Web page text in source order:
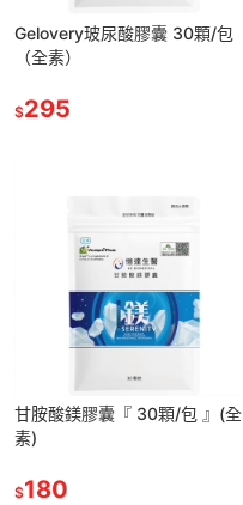
Gelovery玻尿酸膠囊 30顆/包
（全素）
$295
甘胺酸鎂膠囊『 30顆/包 』(全
素)
$180